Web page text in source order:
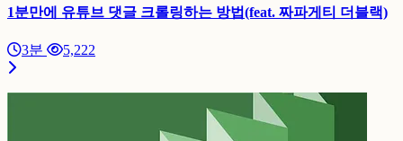
1분만에 유튜브 댓글 크롤링하는 방법(feat. 짜파게티 더블랙)
3분 5,222